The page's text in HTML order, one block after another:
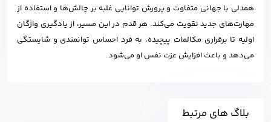
همدلی با جهانی متفاوت و پرورش توانایی غلبه بر چالش‌ها و استفاده از
مهارت‌های جدید تقویت می‌کند. هر قدم در این مسیر، از یادگیری واژگان
اولیه تا برقراری مکالمات پیچیده، به فرد احساس توانمندی و شایستگی
می‌دهد و باعث افزایش عزت نفس او می‌شود.
بلاگ های مرتبط